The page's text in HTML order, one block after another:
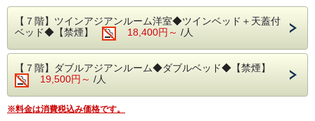
1日1台1,200円となります。
※30台と限りがあり先着順となります。
※満車の場合は、ホテルよりご連絡いたします。（近隣のコ
インパーキン
グをお客様ご自身でご利用下さい。
◆その他の税
入湯税150円、宿泊税200円が大人のお客様はかかります。
※体験型の浜焼きやピザ、カニがお楽しみいただけます。
※内容・品数は時期によって異なる場合がございます。
・朝食 7:00～ 9:30（最終入場 9:00）
予約状況に応じて入場時間を分けさせていただく場合があり
ます。
ご理解、ご協力くださいますようお願い申し上げます。
＊セット券は、当日チェックイン前のお渡しも可能でござい
ます。
＊R-Asia・島の湯・サルトビ・VOUTANから2施設をご利用
※サルトビのご利用はセット券が2枚分必要となります。
また、入場制限がかかりご利用いただけない場合がござい
ます。
＊天候・波の状況により運行状況（欠航）が変わる場合があ
【７階】ツインアジアンルーム洋室◆ツインベッド＋天蓋付
ベッド◆【禁煙】
18,400円～ /人
【７階】ダブルアジアンルーム◆ダブルベッド◆【禁煙】
19,500円～ /人
※料金は消費税込み価格です。